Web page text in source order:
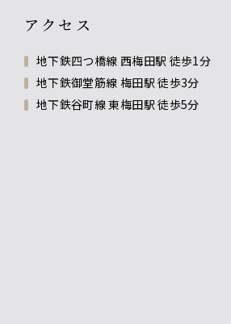
アクセス
地下鉄四つ橋線 西梅田駅 徒歩1分
地下鉄御堂筋線 梅田駅 徒歩3分
地下鉄谷町線 東梅田駅 徒歩5分